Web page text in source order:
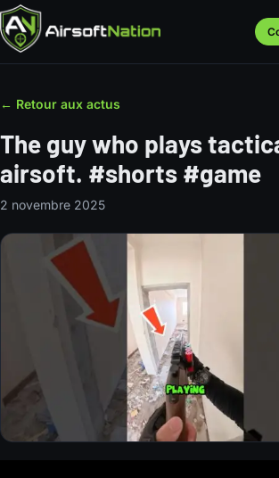
← Retour aux actus
The guy who plays
airsoft. #shorts #game
2 novembre 2025